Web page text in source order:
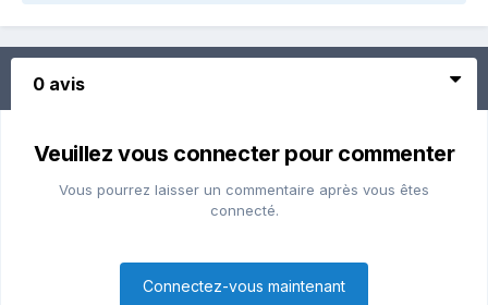
0 avis
Veuillez vous connecter pour commenter
Vous pourrez laisser un commentaire après vous êtes
connecté.
Connectez-vous maintenant